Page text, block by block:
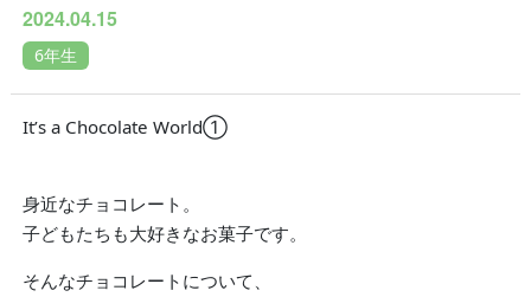
2024.04.15
6年生
It’s a Chocolate World①
身近なチョコレート。
子どもたちも大好きなお菓子です。
そんなチョコレートについて、